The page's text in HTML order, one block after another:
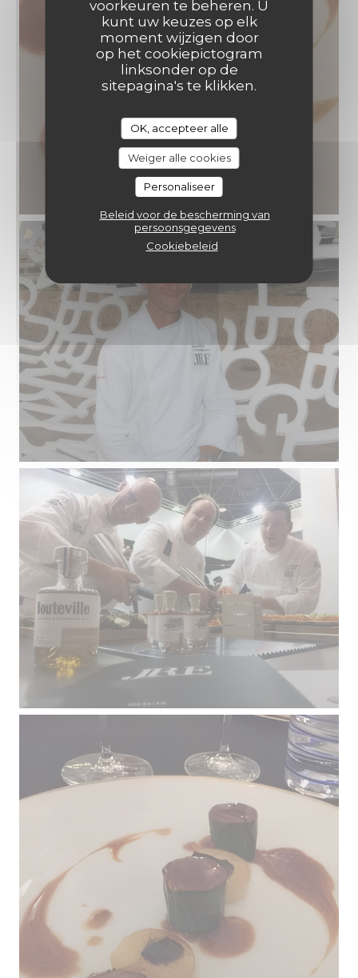
voorkeuren te beheren. U
kunt uw keuzes op elk
moment wijzigen door
op het cookiepictogram
linksonder op de
sitepagina's te klikken.
OK, accepteer alle
Weiger alle cookies
Personaliseer
Beleid voor de bescherming van
persoonsgegevens
Cookiebeleid